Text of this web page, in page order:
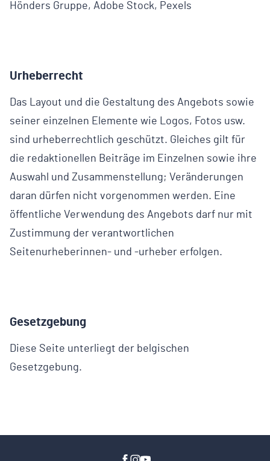
Hönders Gruppe, Adobe Stock, Pexels
Urheberrecht
Das Layout und die Gestaltung des Angebots sowie
seiner einzelnen Elemente wie Logos, Fotos usw.
sind urheberrechtlich geschützt. Gleiches gilt für
die redaktionellen Beiträge im Einzelnen sowie ihre
Auswahl und Zusammenstellung; Veränderungen
daran dürfen nicht vorgenommen werden. Eine
öffentliche Verwendung des Angebots darf nur mit
Zustimmung der verantwortlichen
Seitenurheberinnen- und -urheber erfolgen.
Gesetzgebung
Diese Seite unterliegt der belgischen
Gesetzgebung.